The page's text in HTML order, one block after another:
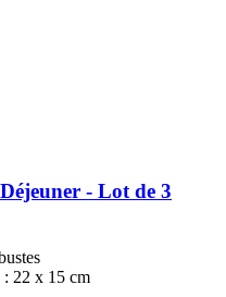
-​ Lot de 3
: 22 x 15 cm